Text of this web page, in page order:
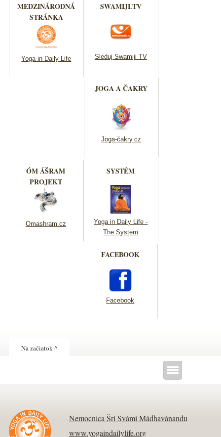
MEDZINÁRODNÁ
STRÁNKA
Yoga in Daily Life
SWAMIJI.TV
Sleduj Swamiji TV
JOGA A ČAKRY
Joga-čakry.cz
ÓM ÁŠRAM
PROJEKT
Omashram.cz
SYSTÉM
Yoga in Daily Life -
The System
FACEBOOK
Facebook
Na začiatok ^
Nemocnica Šrí Svámi Mádhavánandu
www.yogaindailylife.org